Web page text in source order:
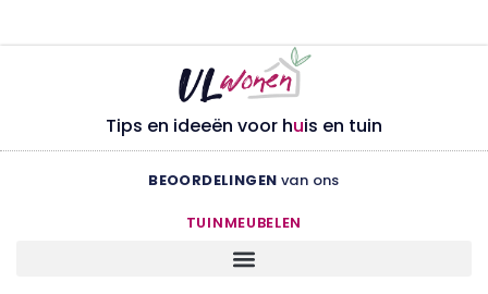
Tips en ideeën voor huis en tuin
BEOORDELINGEN van ons
TUINMEUBELEN